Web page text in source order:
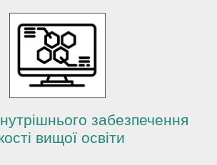
забезпечення
вищої освіти